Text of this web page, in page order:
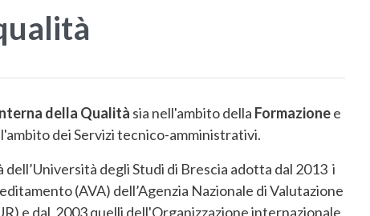
della Qualità sia nell'ambito della Formazionee
dei Servizi tecnico-amministrativi.
degli Studi di Brescia adotta dal 2013 i
(AVA) dell’Agenzia Nazionale di Valutazione
e dal 2003 quelli dell'Organizzazione internazionale